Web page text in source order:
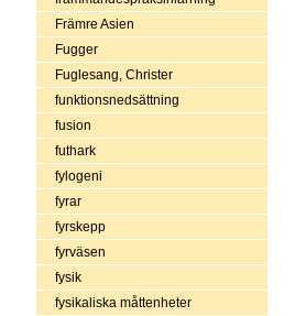
Främre Asien
Fugger
Fuglesang, Christer
funktionsnedsättning
fusion
futhark
fylogeni
fyrar
fyrskepp
fyrväsen
fysik
fysikaliska måttenheter